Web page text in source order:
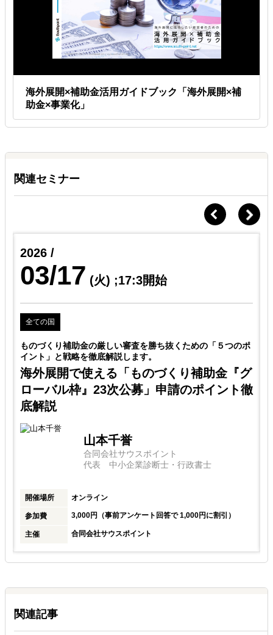
トします。この場合は、無料でサポートします。
海外展開×補助金活用ガイドブック「海外展開×補
助金×事業化」
関連セミナー
2026 /
03/17 (火) ;17:3開始
全ての国
ものづくり補助金の厳しい審査を勝ち抜くための「５つのポ
イント」と戦略を徹底解説します。
海外展開で使える「ものづくり補助金『グ
ローバル枠』23次公募」申請のポイント徹
底解説
山本千誉
合同会社サウスポイント
代表 中小企業診断士・行政書士
開催場所 オンライン
参加費 3,000円（事前アンケート回答で 1,000円に割引）
主催 合同会社サウスポイント
関連記事